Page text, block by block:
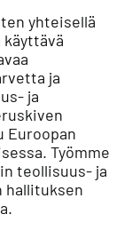
yhteisellä
ja
ja
Euroopan
Työmme
teollisuus- ja
hallituksen